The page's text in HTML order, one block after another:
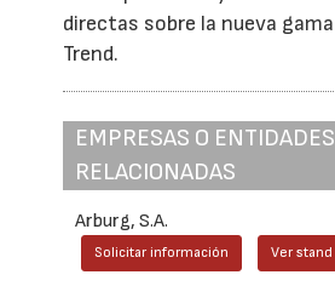
directas sobre la nueva
Trend.
EMPRESAS O ENTIDADES
RELACIONADAS
Arburg, S.A.
Solicitar información Ver